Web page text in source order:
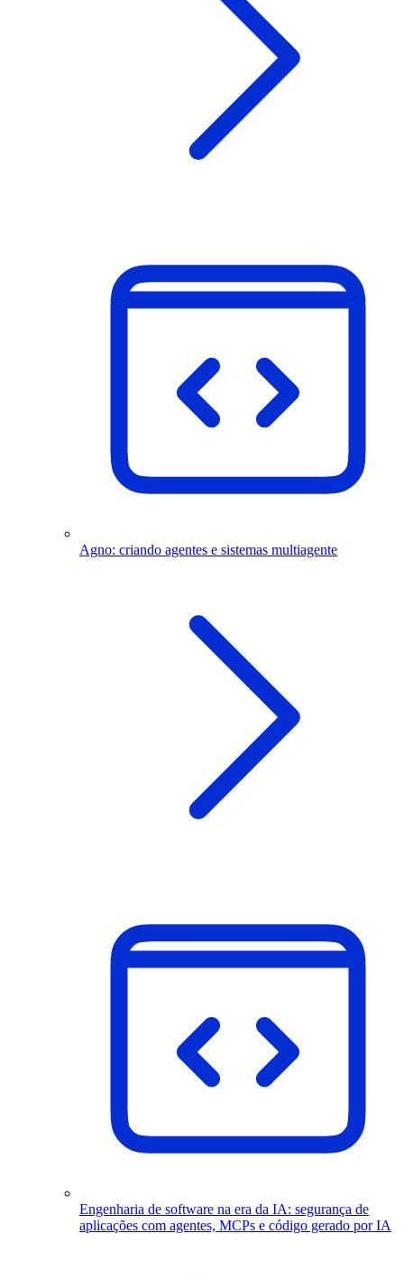
Agno: criando agentes e sistemas multiagente
Engenharia de software na era da IA: segurança de
aplicações com agentes, MCPs e código gerado por IA